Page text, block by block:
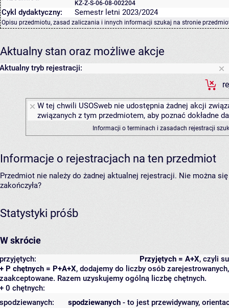
KZ-Z-S-06-08-002204
Cykl dydaktyczny: Semestr letni 2023/2024
Opisu przedmiotu, zasad zaliczania i innych informacji szukaj na stronie
Aktualny stan oraz możliwe akcje
Aktualny tryb rejestracji:
W tej chwili USOSweb nie udostępnia żadnej akcji
związanych z tym przedmiotem, aby poznać dokładne
Informacji o terminach i zasadach rejestracji
Informacje o rejestracjach na ten przedmiot
Przedmiot nie należy do żadnej aktualnej rejestracji. Nie można
zakończyła?
Statystyki próśb
W skrócie
Przyjętych = A+X, czyli
przyjętych:
+ P chętnych = P+A+X, dodajemy do liczby osób
zaakceptowane. Razem uzyskujemy ogólną liczbę chętnych.
+ 0 chętnych:
spodziewanych - to jest przewidywany,
spodziewanych: